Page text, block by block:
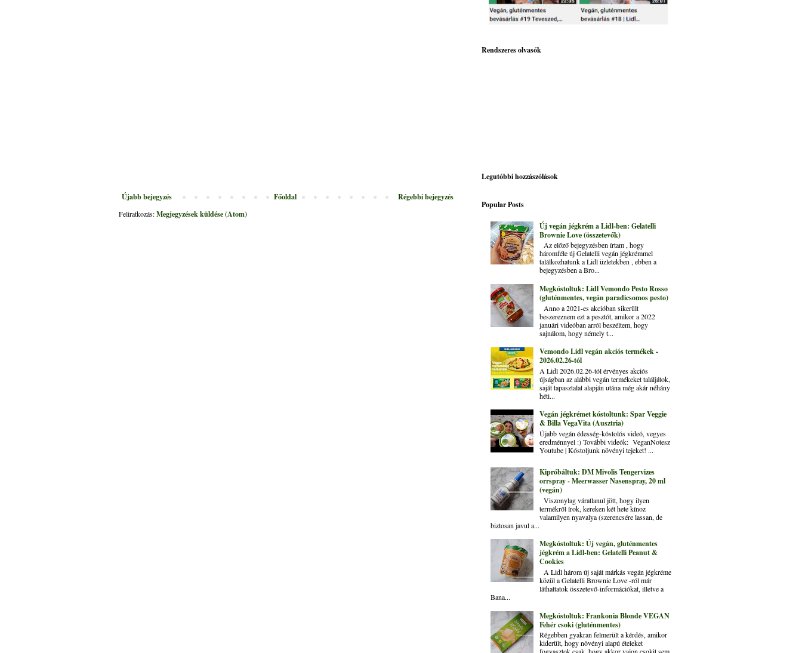
Újabb bejegyzés Régebbi bejegyzés
Főoldal
Feliratkozás:Megjegyzések küldése (Atom)
Rendszeres olvasók
Legutóbbi hozzászólások
Popular Posts
Új vegán jégkrém a Lidl-ben: Gelatelli
Brownie Love (összetevők)
Az előző bejegyzésben írtam , hogy
háromféle új Gelatelli vegán jégkrémmel
találkozhatunk a Lidl üzletekben , ebben a
bejegyzésben a Bro...
Megkóstoltuk: Lidl Vemondo Pesto Rosso
(gluténmentes, vegán paradicsomos pesto)
Anno a 2021-es akcióban sikerült
beszereznem ezt a pesztót, amikor a 2022
januári videóban arról beszéltem, hogy
sajnálom, hogy némely t...
Vemondo Lidl vegán akciós termékek -
2026.02.26-tól
A Lidl 2026.02.26-tól érvényes akciós
újságban az alábbi vegán termékeket találjátok,
saját tapasztalat alapján utána még akár néhány
héti...
Vegán jégkrémet kóstoltunk: Spar Veggie
& Billa VegaVita (Ausztria)
Újabb vegán édesség-kóstolós videó, vegyes
eredménnyel :) További videók: VeganNotesz
Youtube | Kóstoljunk növényi tejeket! ...
Kipróbáltuk: DM Mivolis Tengervizes
orrspray - Meerwasser Nasenspray, 20 ml
(vegán)
Viszonylag váratlanul jött, hogy ilyen
termékről írok, kereken két hete kínoz
valamilyen nyavalya (szerencsére lassan, de
biztosan javul a...
Megkóstoltuk: Új vegán, gluténmentes
jégkrém a Lidl-ben: Gelatelli Peanut &
Cookies
A Lidl három új saját márkás vegán jégkréme
közül a Gelatelli Brownie Love -ról már
láthattatok összetevő-információkat, illetve a
Bana...
Megkóstoltuk: Frankonia Blonde VEGAN
Fehér csoki (gluténmentes)
Régebben gyakran felmerült a kérdés, amikor
kiderült, hogy növényi alapú ételeket